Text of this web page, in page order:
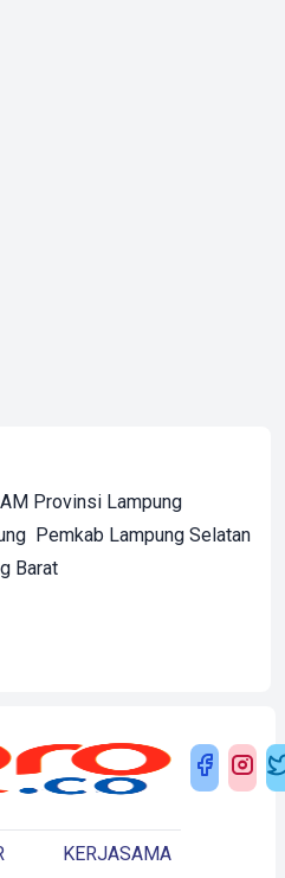
Provinsi Lampung
Pemkab Lampung Selatan
Barat
KERJASAMA